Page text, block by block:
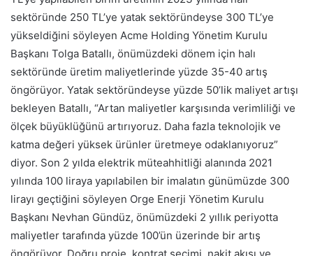
sektöründe 250 TL’ye yatak sektöründeyse 300 TL’ye
yükseldiğini söyleyen Acme Holding Yönetim Kurulu
Başkanı Tolga Batallı, önümüzdeki dönem için halı
sektöründe üretim maliyetlerinde yüzde 35-40 artış
öngörüyor. Yatak sektöründeyse yüzde 50’lik maliyet artışı
bekleyen Batallı, “Artan maliyetler karşısında verimliliği ve
ölçek büyüklüğünü artırıyoruz. Daha fazla teknolojik ve
katma değeri yüksek ürünler üretmeye odaklanıyoruz”
diyor. Son 2 yılda elektrik müteahhitliği alanında 2021
yılında 100 liraya yapılabilen bir imalatın günümüzde 300
lirayı geçtiğini söyleyen Orge Enerji Yönetim Kurulu
Başkanı Nevhan Gündüz, önümüzdeki 2 yıllık periyotta
maliyetler tarafında yüzde 100’ün üzerinde bir artış